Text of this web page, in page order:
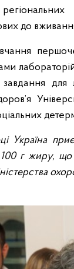
до
завдання
Україна
г жиру, що